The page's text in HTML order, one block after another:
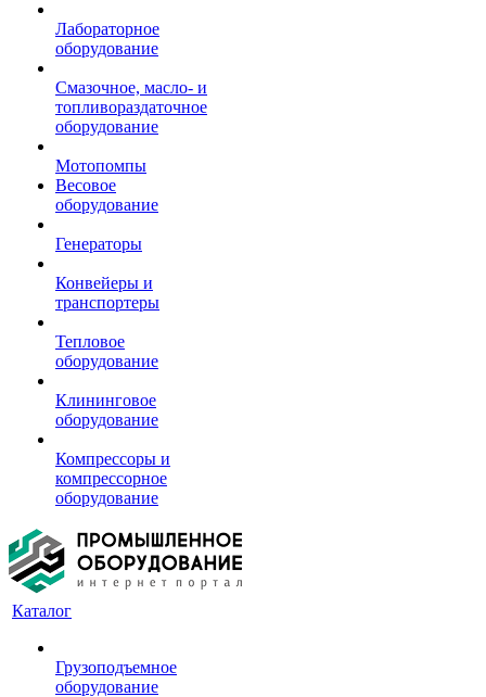
Лабораторное
оборудование
Смазочное, масло- и
топливораздаточное
оборудование
Мотопомпы
Весовое
оборудование
Генераторы
Конвейеры и
транспортеры
Тепловое
оборудование
Клининговое
оборудование
Компрессоры и
компрессорное
оборудование
Каталог
Грузоподъемное
оборудование